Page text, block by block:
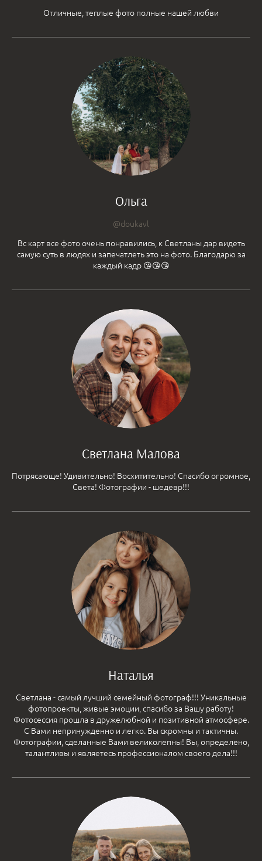
Отличные, теплые фото полные нашей любви
Ольга
@doukavl
Вс карт все фото очень понравились, к Светланы дар видеть
самую суть в людях и запечатлеть это на фото. Благодарю за
каждый кадр 😘😘😘
Светлана Малова
Потрясающе! Удивительно! Восхитительно! Спасибо огромное,
Света! Фотографии - шедевр!!!
Наталья
Светлана - самый лучший семейный фотограф!!! Уникальные
фотопроекты, живые эмоции, спасибо за Вашу работу!
Фотосессия прошла в дружелюбной и позитивной атмосфере.
С Вами непринужденно и легко. Вы скромны и тактичны.
Фотографии, сделанные Вами великолепны! Вы, определено,
талантливы и являетесь профессионалом своего дела!!!